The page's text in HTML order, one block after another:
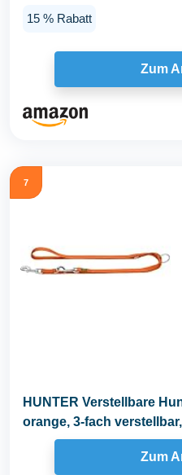
15 % Rabatt
Zum
7
HUNTER Verstellbare
orange, 3-fach
Zum